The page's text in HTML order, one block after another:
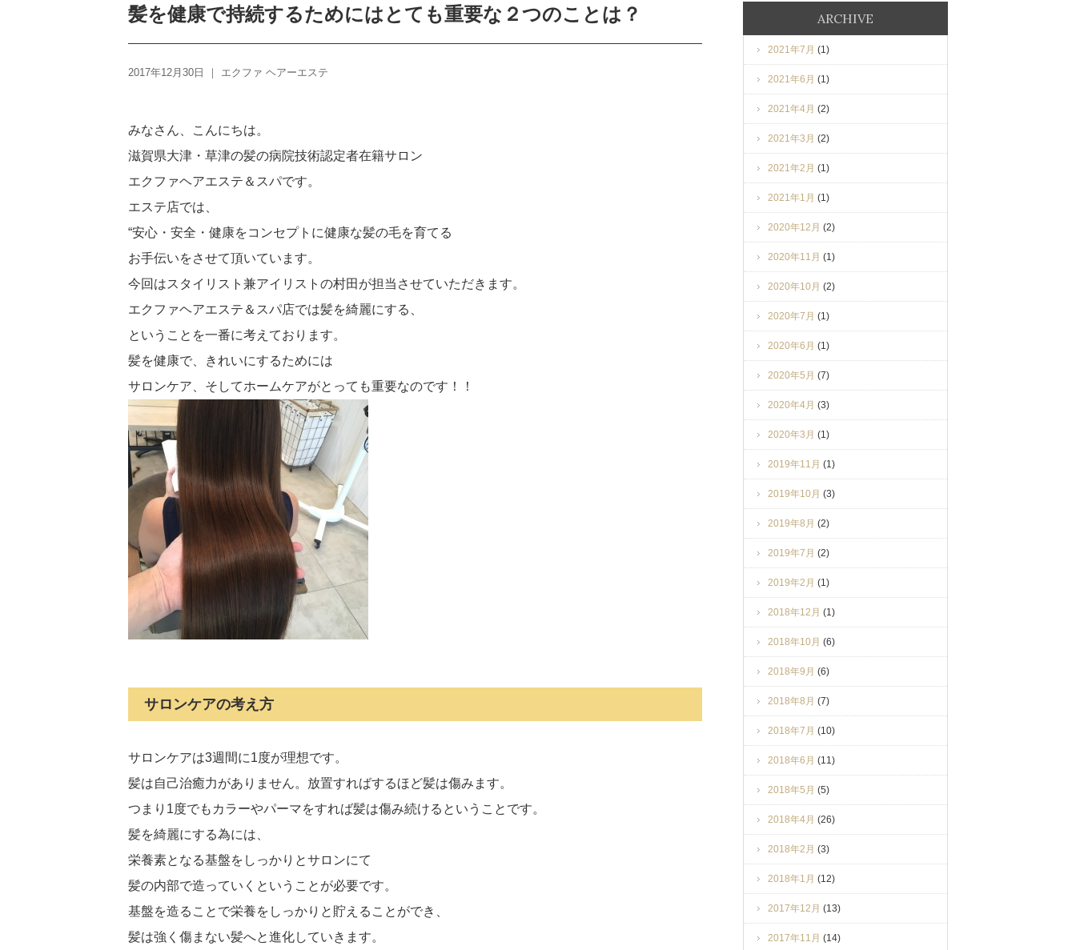
髪を健康で持続するためにはとても重要な２つのことは？
2017年12月30日 ｜ エクファ ヘアーエステ
みなさん、こんにちは。
滋賀県大津・草津の髪の病院技術認定者在籍サロン
エクファヘアエステ＆スパです。
エステ店では、
“安心・安全・健康をコンセプトに健康な髪の毛を育てる
お手伝いをさせて頂いています。
今回はスタイリスト兼アイリストの村田が担当させていただきます。
エクファヘアエステ＆スパ店では髪を綺麗にする、
ということを一番に考えております。
髪を健康で、きれいにするためには
サロンケア、そしてホームケアがとっても重要なのです！！
サロンケアの考え方
サロンケアは3週間に1度が理想です。
髪は自己治癒力がありません。放置すればするほど髪は傷みます。
つまり1度でもカラーやパーマをすれば髪は傷み続けるということです。
髪を綺麗にする為には、
栄養素となる基盤をしっかりとサロンにて
髪の内部で造っていくということが必要です。
基盤を造ることで栄養をしっかりと貯えることができ、
髪は強く傷まない髪へと進化していきます。
ARCHIVE
2021年7月 (1)
2021年6月 (1)
2021年4月 (2)
2021年3月 (2)
2021年2月 (1)
2021年1月 (1)
2020年12月 (2)
2020年11月 (1)
2020年10月 (2)
2020年7月 (1)
2020年6月 (1)
2020年5月 (7)
2020年4月 (3)
2020年3月 (1)
2019年11月 (1)
2019年10月 (3)
2019年8月 (2)
2019年7月 (2)
2019年2月 (1)
2018年12月 (1)
2018年10月 (6)
2018年9月 (6)
2018年8月 (7)
2018年7月 (10)
2018年6月 (11)
2018年5月 (5)
2018年4月 (26)
2018年2月 (3)
2018年1月 (12)
2017年12月 (13)
2017年11月 (14)